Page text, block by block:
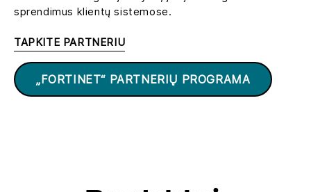
sprendimus klientų sistemose.
TAPKITE PARTNERIU
„FORTINET“ PARTNERIŲ PROGRAMA